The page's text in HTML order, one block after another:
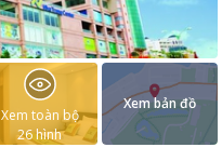
Xem toàn bộ
26hình
Xem bản đồ